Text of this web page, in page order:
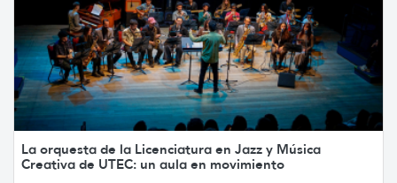
La orquesta de la Licenciatura en Jazz y Música
Creativa de UTEC: un aula en movimiento